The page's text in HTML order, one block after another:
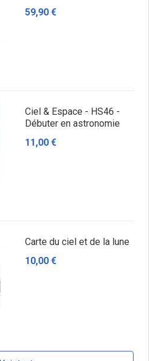
59,90 €
Ciel & Espace - HS46 -
Débuter en astronomie
11,00 €
Carte du ciel et de la lune
10,00 €